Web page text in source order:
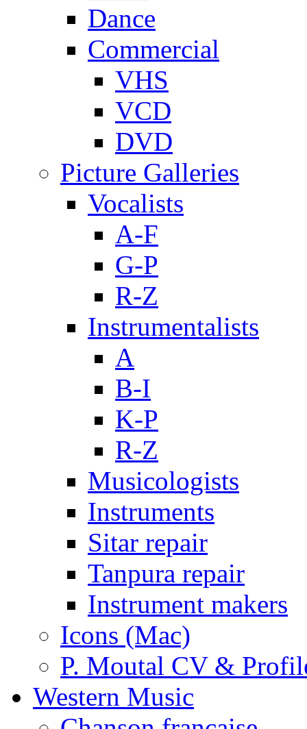
Dance
Commercial
VHS
VCD
DVD
Picture Galleries
Vocalists
A-F
G-P
R-Z
Instrumentalists
A
B-I
K-P
R-Z
Musicologists
Instruments
Sitar repair
Tanpura repair
Instrument makers
Icons (Mac)
P. Moutal CV &
Western Music